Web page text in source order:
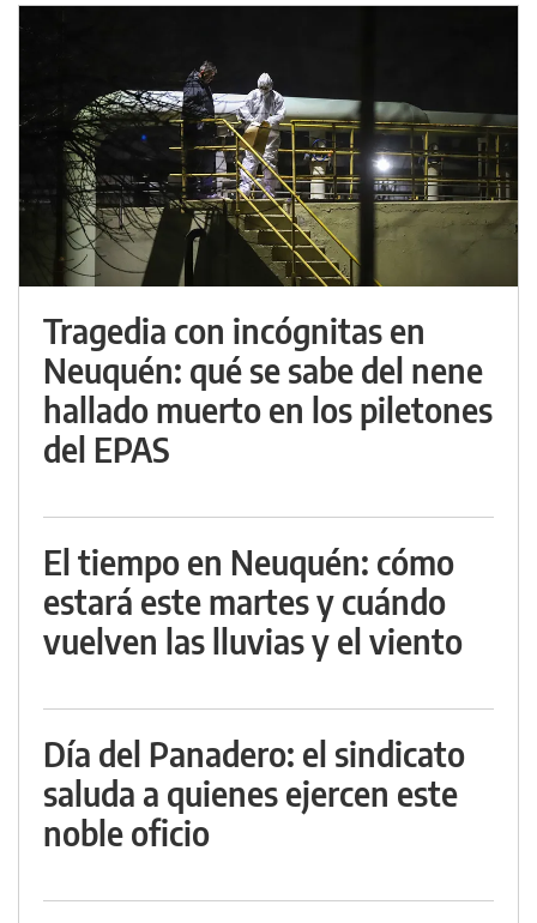
Tragedia con incógnitas en
Neuquén: qué se sabe del nene
hallado muerto en los piletones
del EPAS
El tiempo en Neuquén: cómo
estará este martes y cuándo
vuelven las lluvias y el viento
Día del Panadero: el sindicato
saluda a quienes ejercen este
noble oficio